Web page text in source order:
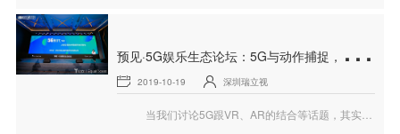
预
见·5G娱乐生态论坛：5G与动作捕捉，开启人机交互新变革
2019-10-19 深圳瑞立视